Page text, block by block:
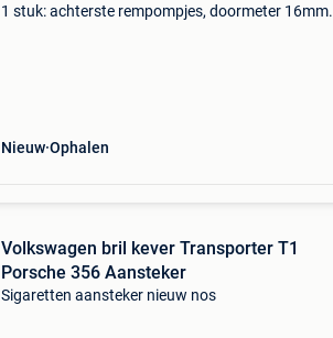
1 stuk: achterste rempompjes, doormeter 16mm.
Nieuw Ophalen
Volkswagen bril kever Transporter T1
Porsche 356 Aansteker
Sigaretten aansteker nieuw nos